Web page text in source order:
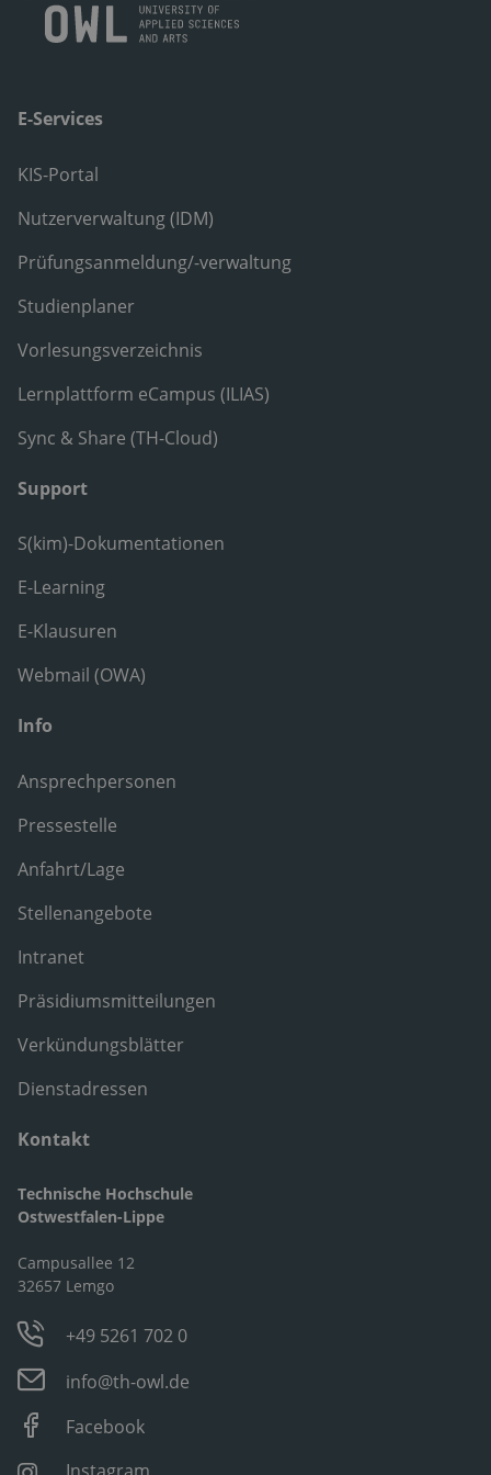
E-Services
KIS-Portal
Nutzerverwaltung (IDM)
Prüfungsanmeldung/-verwaltung
Studienplaner
Vorlesungsverzeichnis
Lernplattform eCampus (ILIAS)
Sync & Share (TH-Cloud)
Support
S(kim)-Dokumentationen
E-Learning
E-Klausuren
Webmail (OWA)
Info
Ansprechpersonen
Pressestelle
Anfahrt/Lage
Stellenangebote
Intranet
Präsidiumsmitteilungen
Verkündungsblätter
Dienstadressen
Kontakt
Technische Hochschule
Ostwestfalen-Lippe
Campusallee 12
32657 Lemgo
+49 5261 702 0
info@th-owl.de
Facebook